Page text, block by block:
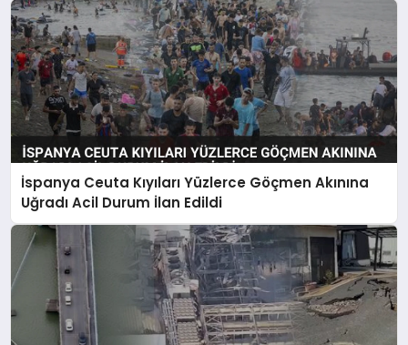
İspanya Ceuta Kıyıları Yüzlerce Göçmen Akınına
Uğradı Acil Durum İlan Edildi